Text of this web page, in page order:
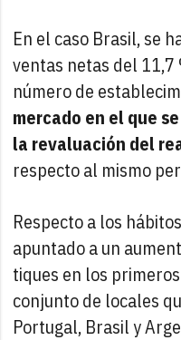
En el caso Brasil, se
ventas netas del 11,7
número de
mercado en el que
la revaluación del
respecto al mismo
Respecto a los
apuntado a un
tiques en los
conjunto de locales
Portugal, Brasil y